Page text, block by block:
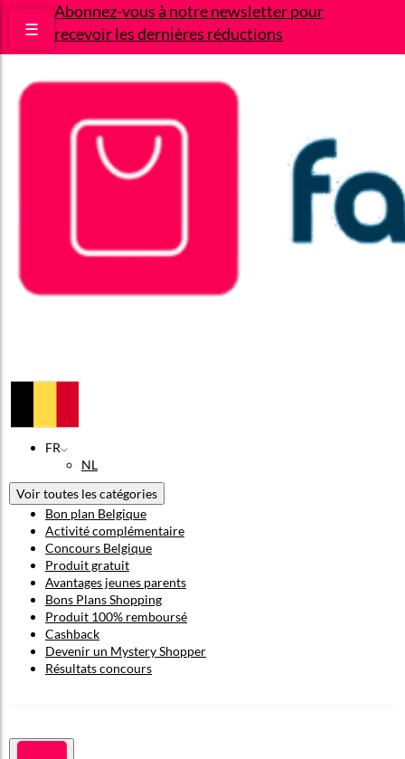
Abonnez-vous à notre newsletter pour
recevoir les dernières réductions
☰
FR
NL
Voir toutes les catégories
Bon plan Belgique
Activité complémentaire
Concours Belgique
Produit gratuit
Avantages jeunes parents
Bons Plans Shopping
Produit 100% remboursé
Cashback
Devenir un Mystery Shopper
Résultats concours